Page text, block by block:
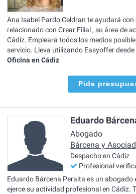
Ana Isabel Pardo Celdran te ayudará
relacionado con Crear Filial , su área de
Cádiz. Empleará todos los medios
servicio. Lleva utilizando Easyoffer desde
Oficina en Cádiz
Pide
Eduardo
Abogado
Bárcena y
Despacho en Cádiz
Profesional
Eduardo Bárcena Peraita es un abogado
ejerce su actividad profesional en Cádiz.